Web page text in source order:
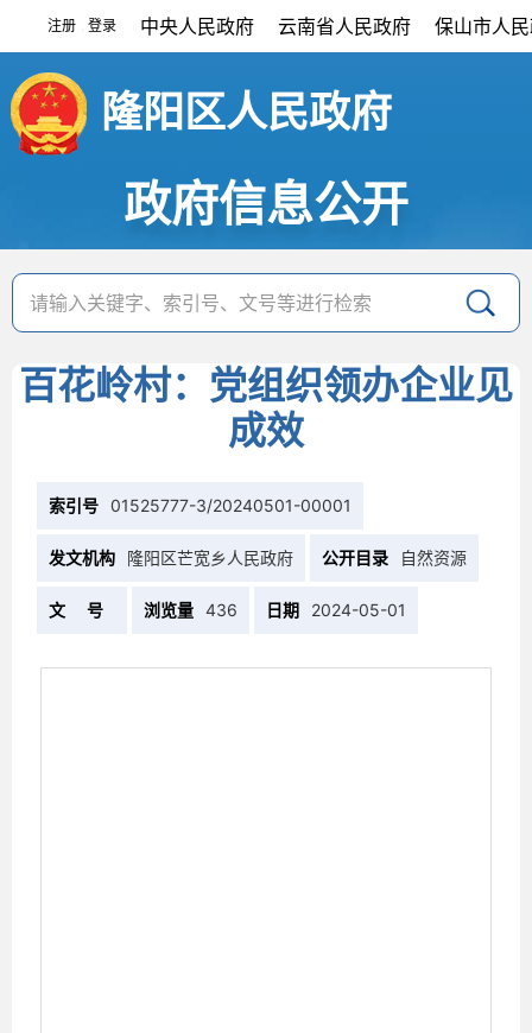
注册 登录 中央人民政府 云南省人民政府 保山市人
隆阳区人民政府
政府信息公开
百花岭村：党组织领办企业见
成效
索引号 01525777-3/20240501-00001
发文机构 隆阳区芒宽乡人民政府 公开目录 自然资源
文 号 浏览量 436 日期 2024-05-01